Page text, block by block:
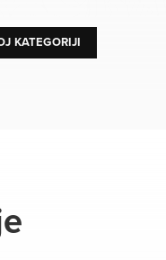
KATEGORIJI